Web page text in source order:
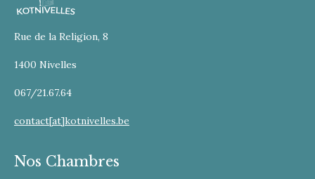
Rue de la Religion, 8
1400 Nivelles
067/21.67.64
contact[at]kotnivelles.be
Nos Chambres